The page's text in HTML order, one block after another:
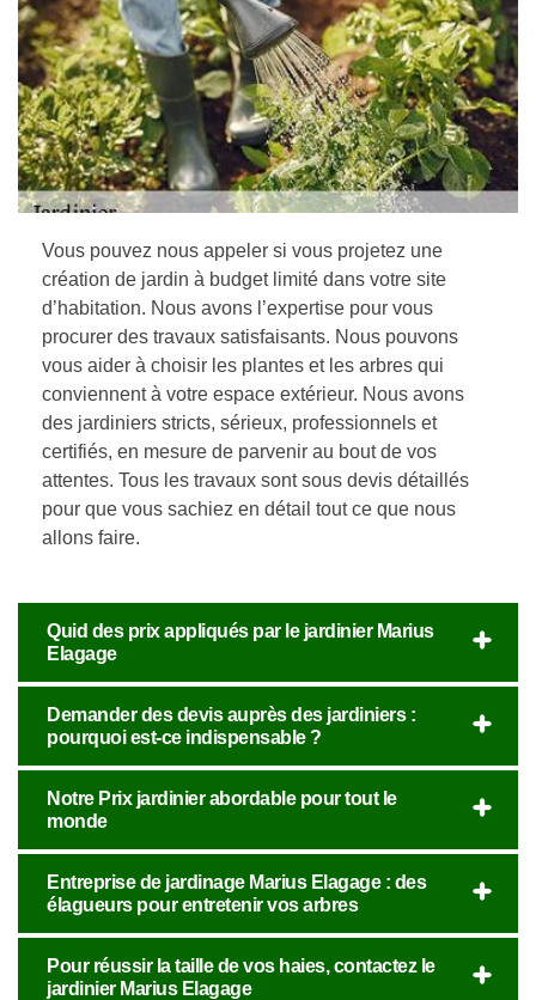
Vous pouvez nous appeler si vous projetez une
création de jardin à budget limité dans votre site
d’habitation. Nous avons l’expertise pour vous
procurer des travaux satisfaisants. Nous pouvons
vous aider à choisir les plantes et les arbres qui
conviennent à votre espace extérieur. Nous avons
des jardiniers stricts, sérieux, professionnels et
certifiés, en mesure de parvenir au bout de vos
attentes. Tous les travaux sont sous devis détaillés
pour que vous sachiez en détail tout ce que nous
allons faire.
Quid des prix appliqués par le jardinier Marius
Elagage
Demander des devis auprès des jardiniers :
pourquoi est-ce indispensable ?
Notre Prix jardinier abordable pour tout le
monde
Entreprise de jardinage Marius Elagage : des
élagueurs pour entretenir vos arbres
Pour réussir la taille de vos haies, contactez le
jardinier Marius Elagage